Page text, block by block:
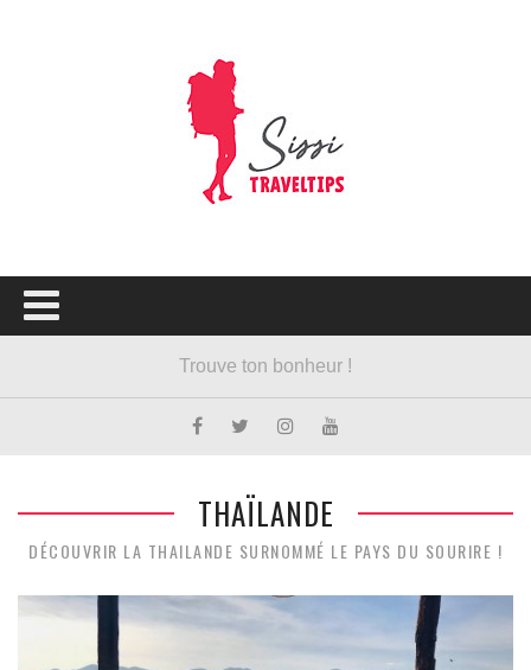
THAÏLANDE
DÉCOUVRIR LA THAILANDE SURNOMMÉ LE PAYS DU SOURIRE !